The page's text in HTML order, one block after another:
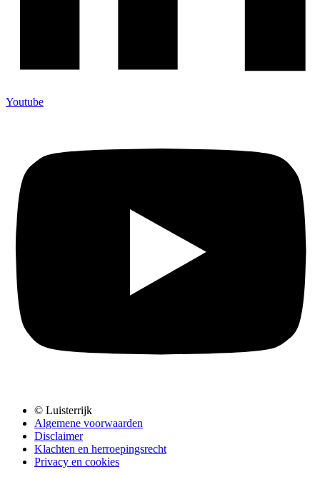
Youtube
© Luisterrijk
Algemene voorwaarden
Disclaimer
Klachten en herroepingsrecht
Privacy en cookies